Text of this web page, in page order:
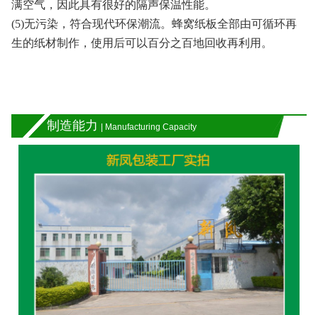
满空气，因此具有很好的隔声保温性能。
(5)无污染，符合现代环保潮流。蜂窝纸板全部由可循环再
生的纸材制作，使用后可以百分之百地回收再利用。
制造能力 | Manufacturing Capacity